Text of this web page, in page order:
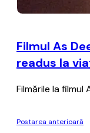
Filmul As
readus la
Filmările la
Postarea anterioară